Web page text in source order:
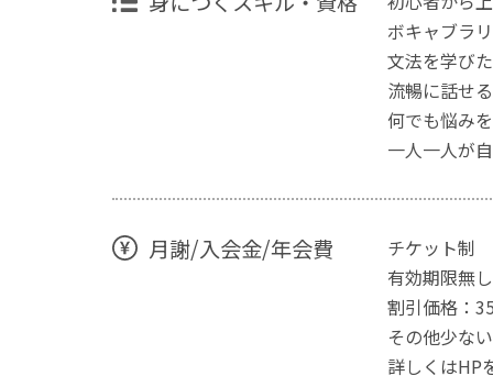
ボキャブラ
文法を学び
流暢に話せ
何でも悩み
一人一人が
月謝/入会金/年会費
チケット制
有効期限無
割引価格：
その他少な
詳しくはHP